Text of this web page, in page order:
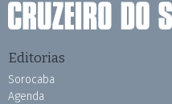
Editorias
Sorocaba
Agenda